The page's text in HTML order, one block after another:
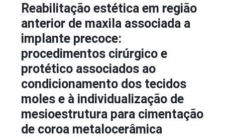
Reabilitação estética em região
anterior de maxila associada a
implante precoce:
procedimentos cirúrgico e
protético associados ao
condicionamento dos tecidos
moles e à individualização de
mesioestrutura para cimentação
de coroa metalocerâmica